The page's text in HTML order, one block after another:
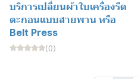
บริการเปลี่ยนผ้าใบเครื่องรีด
ตะกอนแบบสายพาน หรือ
Belt Press
(0)